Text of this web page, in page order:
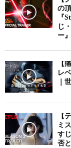
の
『
じ
ー
【
レ
｜
【
ミ
す
否